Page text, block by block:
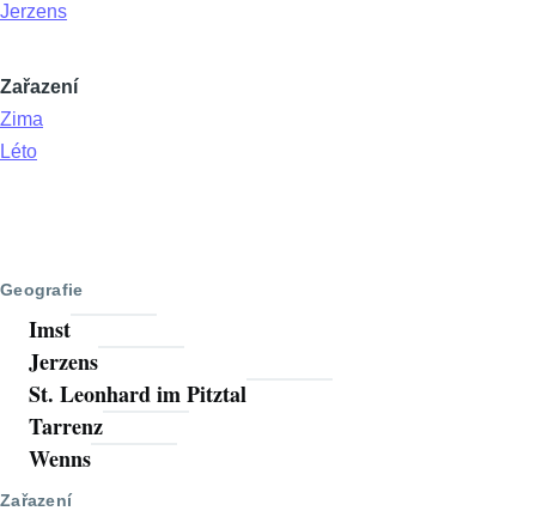
Jerzens
Zařazení
Zima
Léto
Geografie
Imst
Jerzens
St. Leonhard im Pitztal
Tarrenz
Wenns
Zařazení